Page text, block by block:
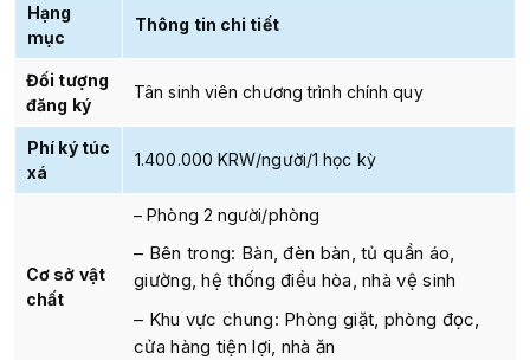
Hạng
mục
Thông tin chi tiết
Đối tượng
đăng ký
Tân sinh viên chương trình chính quy
Phí ký túc
xá
1.400.000 KRW/người/1 học kỳ
Cơ sở vật
chất
– Phòng 2 người/phòng
– Bên trong: Bàn, đèn bàn, tủ quần áo,
giường, hệ thống điều hòa, nhà vệ sinh
– Khu vực chung: Phòng giặt, phòng đọc,
cửa hàng tiện lợi, nhà ăn